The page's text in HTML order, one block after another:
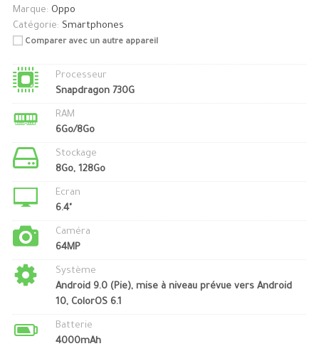
Marque: Oppo
Catégorie: Smartphones
Comparer avec un autre appareil
Processeur
Snapdragon 730G
RAM
6Go/8Go
Stockage
8Go, 128Go
Ecran
6.4"
Caméra
64MP
Système
Android 9.0 (Pie), mise à niveau prévue vers Android
10, ColorOS 6.1
Batterie
4000mAh